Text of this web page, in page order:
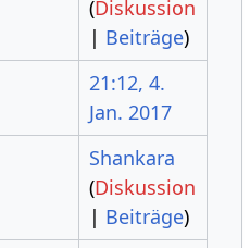
(Diskussion
| Beiträge)
21:12, 4.
Jan. 2017
Shankara
(Diskussion
| Beiträge)